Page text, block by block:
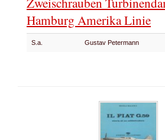
Hamburg Amerika Linie
S.a. Gustav Petermann